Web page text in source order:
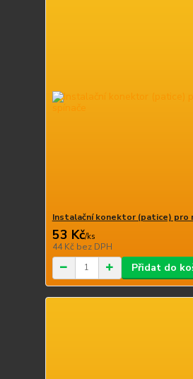
Instalační konektor (patice) pro
53 Kč/ks
44 Kč bez DPH
Přidat do